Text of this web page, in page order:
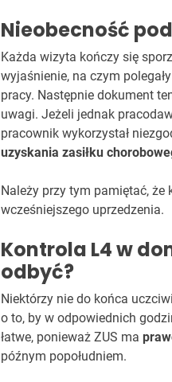
Nieobecność
Każda wizyta kończy się
wyjaśnienie, na czym
pracy. Następnie dokument
uwagi. Jeżeli jednak
pracownik wykorzystał
uzyskania zasiłku
Należy przy tym pamiętać,
wcześniejszego uprzedzenia.
Kontrola L4 w
odbyć?
Niektórzy nie do końca
o to, by w odpowiednich
łatwe, ponieważ ZUS ma
późnym popołudniem.